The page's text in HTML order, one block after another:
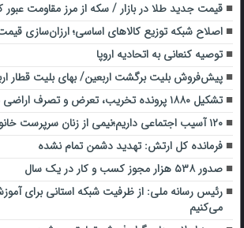
قیمت جدید طلا در بازار / سکه از مرز مقاومت عبور
اصلاح شبکه توزیع کالاهای اساسی؛ ارزان‌سازی
توصیه کنعانی به اتحادیه اروپا
پیش‌فروش بلیت برگشت اربعین/ بهای بلیت قطار
تشکیل ۱۸۸۰ پرونده تخریب، تعرض و تصرف اراضی ملی در اردبیل
۱۲۰ آسیب اجتماعی داریم؛نیمی از زنان سرپرست خانواده بیمه ندارند
فرمانده کل ارتش: تهدید دشمن تمام نشده
صدور ۵۳۸ هزار مجوز کسب و کار در یک سال
رئیس رسانه ملی: از ظرفیت شبکه استانی برای
می‌کنیم